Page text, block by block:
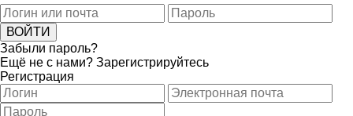
Забыли пароль?
Ещё не с нами? Зарегистрируйтесь
Регистрация